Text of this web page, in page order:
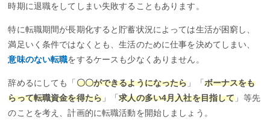
時期に退職をしてしまい失敗することもあります。
特に転職期間が長期化すると貯蓄状況によっては生活が困窮し、
満足いく条件ではなくとも、生活のために仕事を決めてしまい、
意味のない転職をするケースも少なくありません。
辞めるにしても「 〇〇ができるようになったら 」「 ボーナスをも
らって転職資金を得たら 」「求人の多い4月入社を目指して 」等先
のことを考え、計画的に転職活動を開始しましょう。